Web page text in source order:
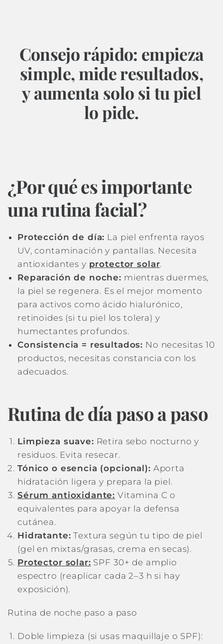
Consejo rápido: empieza
simple, mide resultados,
y aumenta solo si tu piel
lo pide.
¿Por qué es importante
una rutina facial?
Protección de día: La piel enfrenta rayos
UV, contaminación y pantallas. Necesita
antioxidantes y protector solar.
Reparación de noche: mientras duermes,
la piel se regenera. Es el mejor momento
para activos como ácido hialurónico,
retinoides (si tu piel los tolera) y
humectantes profundos.
Consistencia = resultados: No necesitas 10
productos, necesitas constancia con los
adecuados.
Rutina de día paso a paso
Limpieza suave: Retira sebo nocturno y
residuos. Evita resecar.
Tónico o esencia (opcional): Aporta
hidratación ligera y prepara la piel.
Sérum antioxidante: Vitamina C o
equivalentes para apoyar la defensa
cutánea.
Hidratante: Textura según tu tipo de piel
(gel en mixtas/grasas, crema en secas).
Protector solar: SPF 30+ de amplio
espectro (reaplicar cada 2–3 h si hay
exposición).
Rutina de noche paso a paso
Doble limpieza (si usas maquillaje o SPF):